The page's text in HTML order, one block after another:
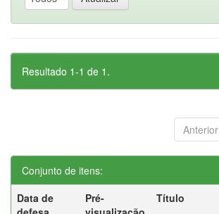
Resultado 1-1 de 1.
Anterior
Conjunto de itens:
Data de
Pré-
Título